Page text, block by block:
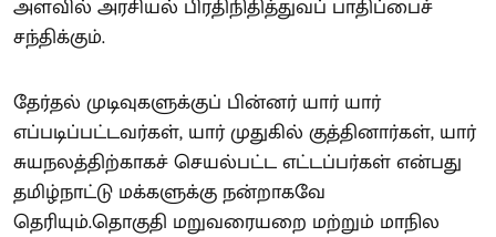
அளவில் அரசியல் பிரதிநிதித்துவப் பாதிப்பைச்
சந்திக்கும்.
தேர்தல் முடிவுகளுக்குப் பின்னர் யார் யார்
எப்படிப்பட்டவர்கள், யார் முதுகில் குத்தினார்கள், யார்
சுயநலத்திற்காகச் செயல்பட்ட எட்டப்பர்கள் என்பது
தமிழ்நாட்டு மக்களுக்கு நன்றாகவே
தெரியும்.தொகுதி மறுவரையறை மற்றும் மாநில